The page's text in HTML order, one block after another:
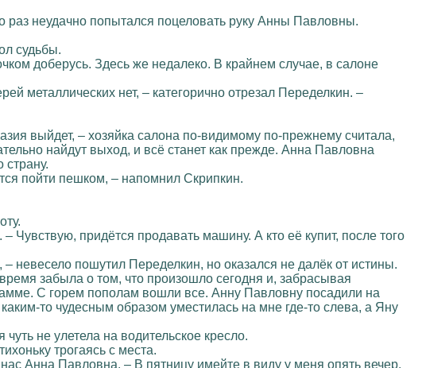
раз неудачно попытался поцеловать руку Анны Павловны.
судьбы.
доберусь. Здесь же недалеко. В крайнем случае, в салоне
металлических нет, – категорично отрезал Переделкин. –
выйдет, – хозяйка салона по-видимому по-прежнему считала,
найдут выход, и всё станет как прежде. Анна Павловна
страну.
пойти пешком, – напомнил Скрипкин.
Чувствую, придётся продавать машину. А кто её купит, после того
невесело пошутил Переделкин, но оказался не далёк от истины.
забыла о том, что произошло сегодня и, забрасывая
С горем пополам вошли все. Анну Павловну посадили на
то чудесным образом уместилась на мне где-то слева, а Яну
не улетела на водительское кресло.
трогаясь с места.
Анна Павловна. – В пятницу имейте в виду у меня опять вечер.